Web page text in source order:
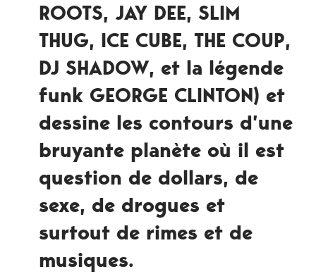
ROOTS, JAY DEE, SLIM
THUG, ICE CUBE, THE COUP,
DJ SHADOW, et la légende
funk GEORGE CLINTON) et
dessine les contours d’une
bruyante planète où il est
question de dollars, de
sexe, de drogues et
surtout de rimes et de
musiques.